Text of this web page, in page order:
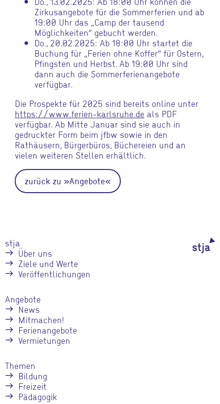
Zirkusangebote für die Sommerferien und ab
19:00 Uhr das „Camp der tausend
Möglichkeiten“ gebucht werden.
Do., 20.02.2025: Ab 18:00 Uhr startet die
Buchung für „Ferien ohne Koffer“ für Ostern,
Pfingsten und Herbst. Ab 19:00 Uhr sind
dann auch die Sommerferienangebote
verfügbar.
Die Prospekte für 2025 sind bereits online unter
https://www.ferien-karlsruhe.de als PDF
verfügbar. Ab Mitte Januar sind sie auch in
gedruckter Form beim jfbw sowie in den
Rathäusern, Bürgerbüros, Büchereien und an
vielen weiteren Stellen erhältlich.
zurück zu »Angebote«
stja
Über uns
Ziele und Werte
Veröffentlichungen
Angebote
News
Mitmachen!
Ferienangebote
Vermietungen
Themen
Bildung
Freizeit
Pädagogik